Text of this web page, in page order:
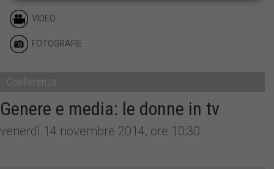
VIDEO
FOTOGRAFIE
Genere e media: le donne in tv
venerdì 14 novembre 2014, ore 10:30